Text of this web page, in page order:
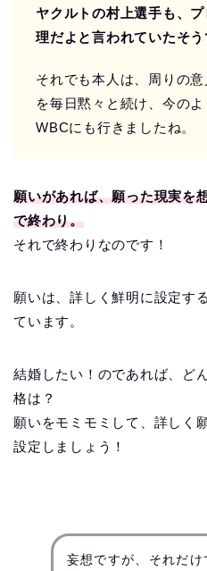
ヤクルトの村上選手も、
理だよと言われていたそう
それでも本人は、周りの
を毎日黙々と続け、今の
WBCにも行きましたね。
願いがあれば、願った現実を
で終わり。
それで終わりなのです！
願いは、詳しく鮮明に設定す
ています。
結婚したい！のであれば、ど
格は？
願いをモミモミして、詳しく
設定しましょう！
妄想ですが、それだ